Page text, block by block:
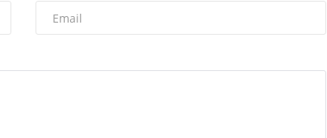
किसी भी समाज की पहचान उनकी सक्रियता से